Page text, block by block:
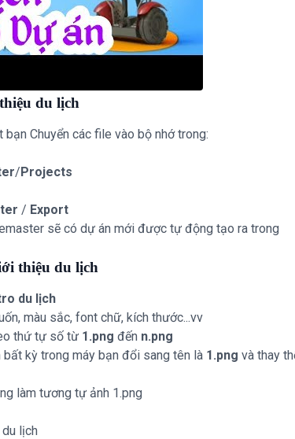
du lịch
bạn Chuyển các file vào bộ nhớ trong:
/ Projects
/ Export
sẽ có dự án mới được tự động tạo ra trong
thiệu du lịch
du lịch
màu sắc, font chữ, kích thước...vv
thứ tự số từ 1.png đến n.png
kỳ trong máy bạn đổi sang tên là 1.png và thay
làm tương tự ảnh 1.png
lịch